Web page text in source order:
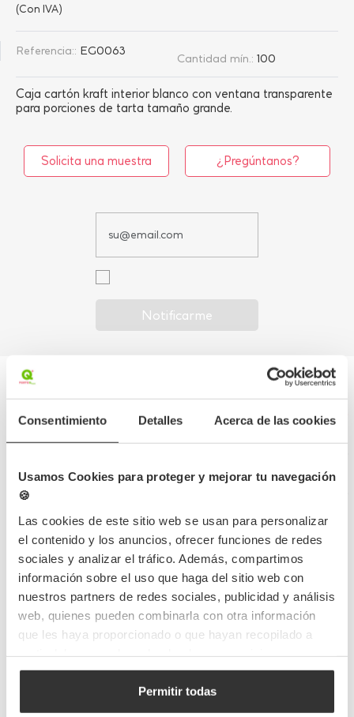
Consentimiento Detalles Acerca de las cookies
Usamos Cookies para proteger y mejorar tu navegación
🍪
Las cookies de este sitio web se usan para personalizar
el contenido y los anuncios, ofrecer funciones de redes
sociales y analizar el tráfico. Además, compartimos
información sobre el uso que haga del sitio web con
nuestros partners de redes sociales, publicidad y análisis
web, quienes pueden combinarla con otra información
que les haya proporcionado o que hayan recopilado a
Permitir todas
(Con IVA)
Caja cartón kraft interior blanco con ventana transparente
para porciones de tarta tamaño grande.
Referencia:: EG0063
Cantidad mín.: 100
Solicita una muestra ¿Pregúntanos?
Notificarme
Detalles del producto
Preguntas frecuentes
Completa tu pedido